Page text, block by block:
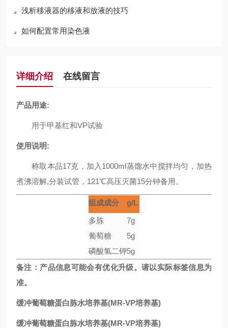
浅析移液器的移液和放液的技巧
如何配置常用染色液
详细介绍 在线留言
产品用途:
用于甲基红和VP试验
使用说明:
称取本品17克，加入1000ml蒸馏水中搅拌均匀，加热
煮沸溶解,分装试管，121℃高压灭菌15分钟备用。
组成成分 g/L
多胨
7g
葡萄糖
5g
磷酸氢二钾5g
备注 ： 产品信息可能会有优化升级。请以实际标签信息为
准。
缓冲葡萄糖蛋白胨水培养基(MR-VP培养基)
缓冲葡萄糖蛋白胨水培养基(MR-VP培养基)